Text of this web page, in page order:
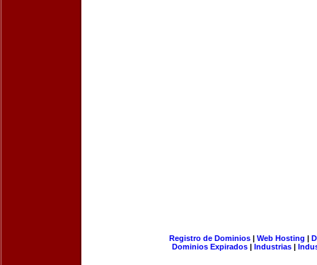
Registro de Dominios| Web Hosting |
Dominios Expirados | Industrias |